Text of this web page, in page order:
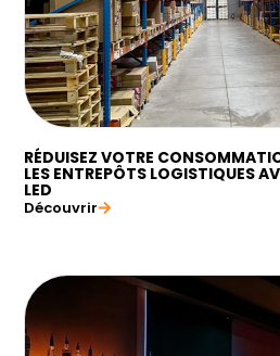
RÉDUISEZ VOTRE
LES ENTREPÔTS LOGISTIQUES
LED
Découvrir